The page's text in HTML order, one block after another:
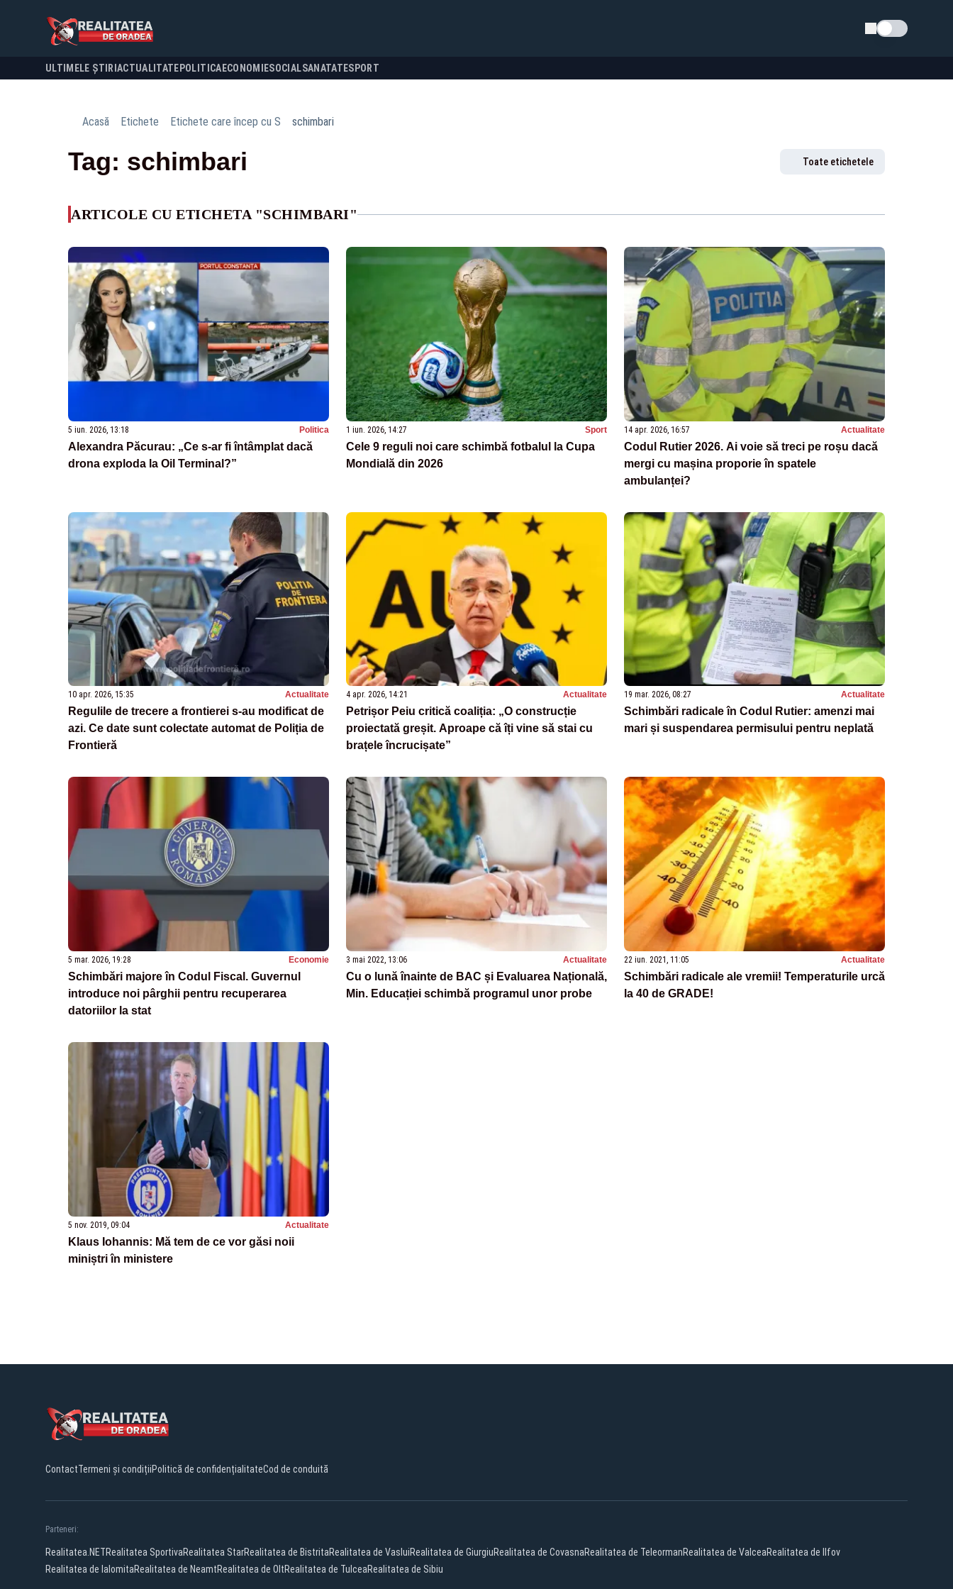
Schimba tema
ULTIMELE ȘTIRI ACTUALITATE POLITICA ECONOMIESOCIALSANATATESPORT
Acasă Etichete Etichete care încep cu S schimbari
Tag: schimbari Toate etichetele
ARTICOLE CU ETICHETA "SCHIMBARI"
5 iun. 2026, 13:18 Politica
Alexandra Păcurau: „Ce s-ar fi întâmplat dacă
drona exploda la Oil Terminal?”
1 iun. 2026, 14:27 Sport
Cele 9 reguli noi care schimbă fotbalul la Cupa
Mondială din 2026
14 apr. 2026, 16:57 Actualitate
Codul Rutier 2026. Ai voie să treci pe roșu dacă
mergi cu mașina proporie în spatele
ambulanței?
10 apr. 2026, 15:35 Actualitate
Regulile de trecere a frontierei s-au modificat de
azi. Ce date sunt colectate automat de Poliția de
Frontieră
4 apr. 2026, 14:21 Actualitate
Petrișor Peiu critică coaliția: „O construcție
proiectată greșit. Aproape că îți vine să stai cu
brațele încrucișate”
19 mar. 2026, 08:27 Actualitate
Schimbări radicale în Codul Rutier: amenzi mai
mari și suspendarea permisului pentru neplată
5 mar. 2026, 19:28 Economie
Schimbări majore în Codul Fiscal. Guvernul
introduce noi pârghii pentru recuperarea
datoriilor la stat
3 mai 2022, 13:06 Actualitate
Cu o lună înainte de BAC și Evaluarea Națională,
Min. Educației schimbă programul unor probe
22 iun. 2021, 11:05 Actualitate
Schimbări radicale ale vremii! Temperaturile urcă
la 40 de GRADE!
5 nov. 2019, 09:04 Actualitate
Klaus Iohannis: Mă tem de ce vor găsi noii
miniștri în ministere
ContactTermeni și condițiiPolitică de confidențialitateCod de conduită
Parteneri:
Realitatea.NETRealitatea SportivaRealitatea StarRealitatea de BistritaRealitatea de VasluiRealitatea de GiurgiuRealitatea de CovasnaRealitatea de TeleormanRealitatea de ValceaRealitatea de Ilfov
Realitatea de IalomitaRealitatea de NeamtRealitatea de OltRealitatea de TulceaRealitatea de Sibiu